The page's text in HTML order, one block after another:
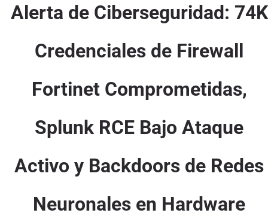
Alerta de Ciberseguridad: 74K
Credenciales de Firewall
Fortinet Comprometidas,
Splunk RCE Bajo Ataque
Activo y Backdoors de Redes
Neuronales en Hardware